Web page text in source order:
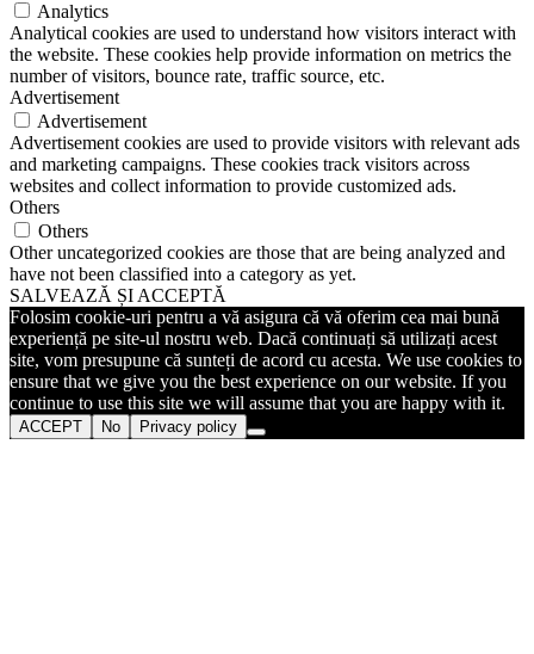
Analytics
Analytical cookies are used to understand how visitors interact with
the website. These cookies help provide information on metrics the
number of visitors, bounce rate, traffic source, etc.
Advertisement
Advertisement
Advertisement cookies are used to provide visitors with relevant ads
and marketing campaigns. These cookies track visitors across
websites and collect information to provide customized ads.
Others
Others
Other uncategorized cookies are those that are being analyzed and
have not been classified into a category as yet.
SALVEAZĂ ȘI ACCEPTĂ
Folosim cookie-uri pentru a vă asigura că vă oferim cea mai bună
experiență pe site-ul nostru web. Dacă continuați să utilizați acest
site, vom presupune că sunteți de acord cu acesta. We use cookies to
ensure that we give you the best experience on our website. If you
continue to use this site we will assume that you are happy with it.
ACCEPT No Privacy policy